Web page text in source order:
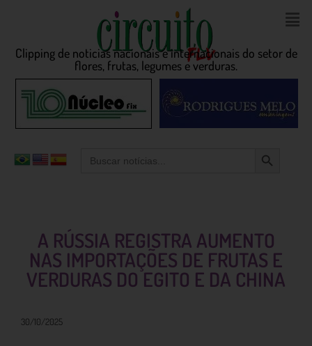
Clipping de noticias nacionais e internacionais do setor de
flores, frutas, legumes e verduras.
for:
A RÚSSIA REGISTRA AUMENTO
NAS IMPORTAÇÕES DE FRUTAS E
VERDURAS DO EGITO E DA CHINA
30/10/2025